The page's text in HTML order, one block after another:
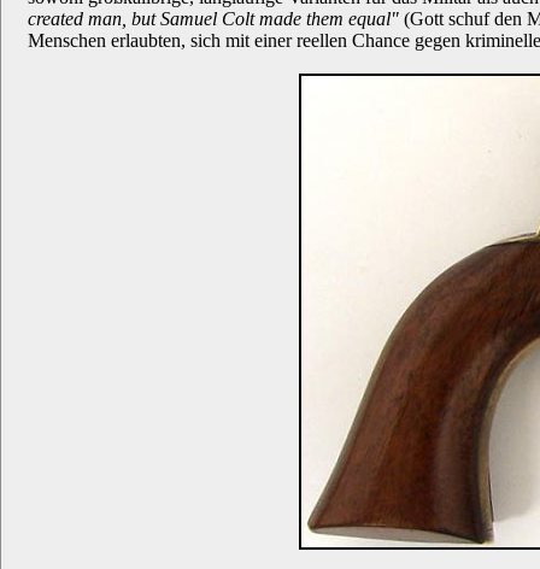
created man, but Samuel Colt made them equal" (Gott schuf den
Menschen erlaubten, sich mit einer reellen Chance gegen